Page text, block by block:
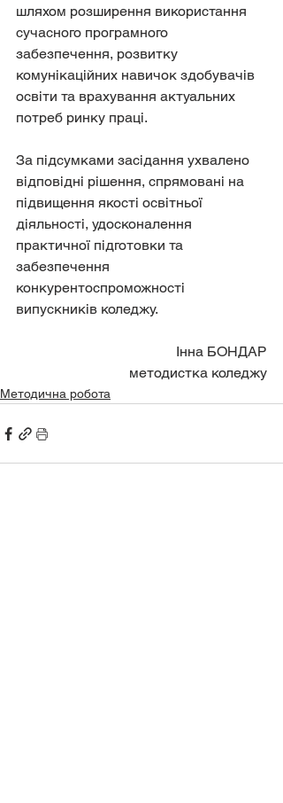
шляхом розширення використання
сучасного програмного
забезпечення, розвитку
комунікаційних навичок здобувачів
освіти та врахування актуальних
потреб ринку праці.
За підсумками засідання ухвалено
відповідні рішення, спрямовані на
підвищення якості освітньої
діяльності, удосконалення
практичної підготовки та
забезпечення
конкурентоспроможності
випускників коледжу.
Інна БОНДАР
методистка коледжу
Методична робота